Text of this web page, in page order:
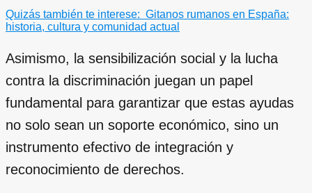
Quizás también te interese: Gitanos rumanos en España:
historia, cultura y comunidad actual
Asimismo, la sensibilización social y la lucha
contra la discriminación juegan un papel
fundamental para garantizar que estas ayudas
no solo sean un soporte económico, sino un
instrumento efectivo de integración y
reconocimiento de derechos.